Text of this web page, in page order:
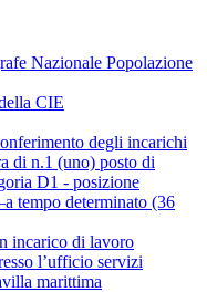
Nazionale Popolazione
CIE
degli incarichi
di n.1 (uno) posto di
D1 - posizione
tempo determinato (36
incarico di lavoro
l’ufficio servizi
marittima